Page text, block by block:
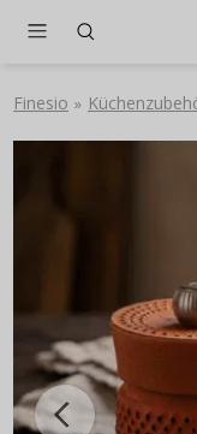
Finesio »